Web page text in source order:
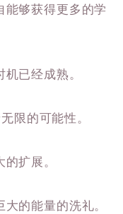
能够获得更多的学
已经成熟。
限的可能性。
扩展。
的能量的洗礼。